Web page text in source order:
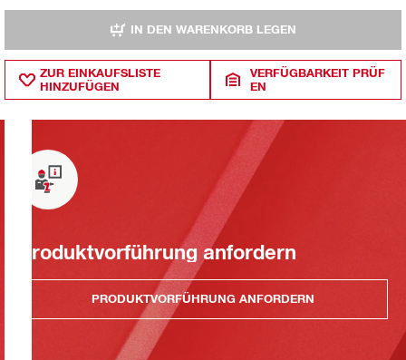
IN DEN WARENKORB LEGEN
ZUR EINKAUFSLISTE
HINZUFÜGEN
VERFÜGBARKEIT PRÜF
EN
Produktvorführung anfordern
PRODUKTVORFÜHRUNG ANFORDERN